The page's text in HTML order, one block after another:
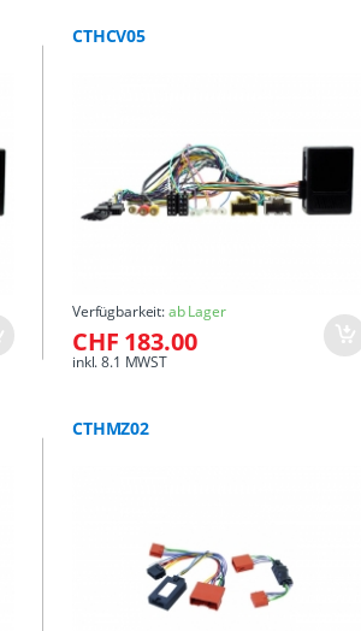
CTHCV05
Verfügbarkeit:ab Lager
CHF 183.00
inkl. 8.1 MWST
CTHMZ02